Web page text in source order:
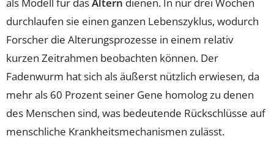
durchlaufen sie einen ganzen Lebenszyklus, wodurch
Forscher die Alterungsprozesse in einem relativ
kurzen Zeitrahmen beobachten können. Der
Fadenwurm hat sich als äußerst nützlich erwiesen, da
mehr als 60 Prozent seiner Gene homolog zu denen
des Menschen sind, was bedeutende Rückschlüsse auf
menschliche Krankheitsmechanismen zulässt.